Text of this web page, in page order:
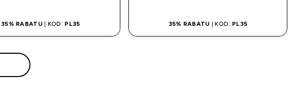
35% RABATU | KOD: PL35 35% RABATU | KOD: PL35